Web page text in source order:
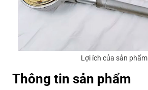
Lợi ích của sản phẩm
Thông tin sản phẩm